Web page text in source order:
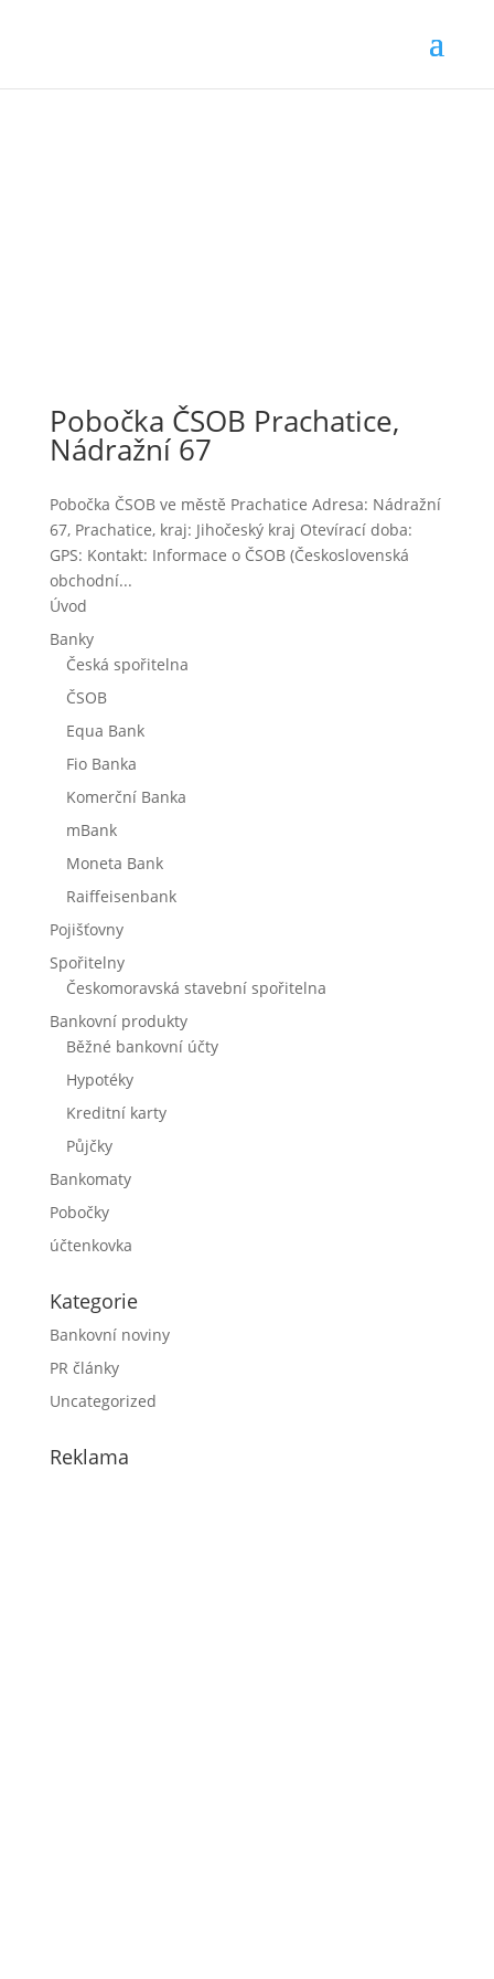
Pobočka ČSOB Prachatice,
Nádražní 67
Pobočka ČSOB ve městě Prachatice Adresa: Nádražní
67, Prachatice, kraj: Jihočeský kraj Otevírací doba:
GPS: Kontakt: Informace o ČSOB (Československá
obchodní...
Úvod
Banky
Česká spořitelna
ČSOB
Equa Bank
Fio Banka
Komerční Banka
mBank
Moneta Bank
Raiffeisenbank
Pojišťovny
Spořitelny
Českomoravská stavební spořitelna
Bankovní produkty
Běžné bankovní účty
Hypotéky
Kreditní karty
Půjčky
Bankomaty
Pobočky
účtenkovka
Kategorie
Bankovní noviny
PR články
Uncategorized
Reklama